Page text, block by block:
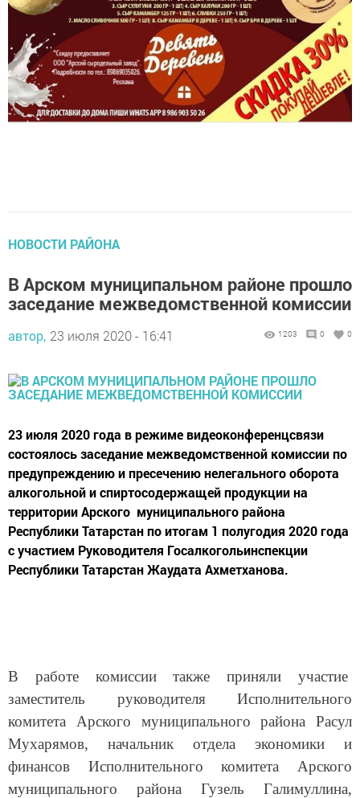
НОВОСТИ РАЙОНА
В Арском муниципальном районе прошло
заседание межведомственной комиссии
автор, 23 июля 2020 - 16:41
23 июля 2020 года в режиме видеоконференцсвязи
состоялось заседание межведомственной комиссии по
предупреждению и пресечению нелегального оборота
алкогольной и спиртосодержащей продукции на
территории Арского муниципального района
Республики Татарстан по итогам 1 полугодия 2020 года
с участием Руководителя Госалкогольинспекции
Республики Татарстан Жаудата Ахметханова.
В работе комиссии также приняли участие
заместитель руководителя Исполнительного
комитета Арского муниципального района Расул
Мухарямов, начальник отдела экономики и
финансов Исполнительного комитета Арского
муниципального района Гузель Галимуллина,